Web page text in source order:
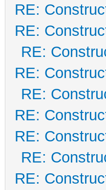
RE:
RE:
RE:
RE:
RE:
RE:
RE:
RE:
RE: